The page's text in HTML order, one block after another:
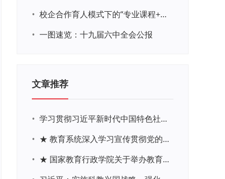
•
校企合作育人模式下的“专业课程+思政教育+党建活动”交叉融合的课程思政教学探索与实践
• 一图速览：十九届六中全会公报
文章推荐
•
学习贯彻习近平新时代中国特色社会主义思想主题教育网络培训
•
★ 教育系统深入学习宣传贯彻党的二十大精神学习专题
•
★ 国家教育行政学院关于举办教育系统深入学习宣传贯彻党的二十大精神专题网络培训的通知